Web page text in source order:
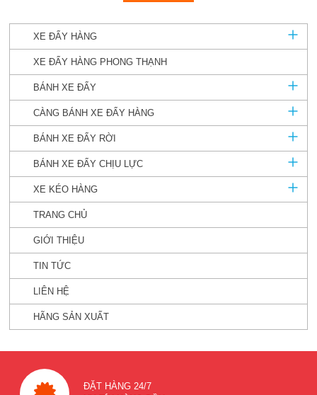
XE ĐẨY HÀNG
XE ĐẨY HÀNG PHONG THẠNH
BÁNH XE ĐẨY
CÀNG BÁNH XE ĐẨY HÀNG
BÁNH XE ĐẨY RỜI
BÁNH XE ĐẨY CHỊU LỰC
XE KÉO HÀNG
TRANG CHỦ
GIỚI THIỆU
TIN TỨC
LIÊN HỆ
HÃNG SẢN XUẤT
ĐẶT HÀNG 24/7